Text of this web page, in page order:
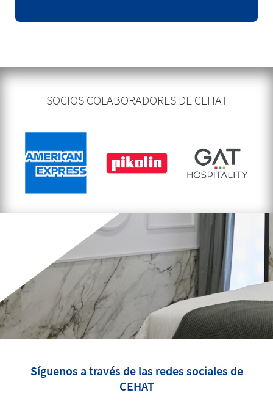
SOCIOS COLABORADORES DE CEHAT
Síguenos a través de las redes sociales de
CEHAT